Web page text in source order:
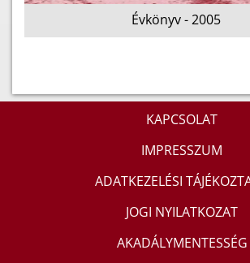
Évkönyv - 2005
KAPCSOLAT
IMPRESSZUM
ADATKEZELÉSI
JOGI NYILATKOZAT
AKADÁLYMENTESSÉG